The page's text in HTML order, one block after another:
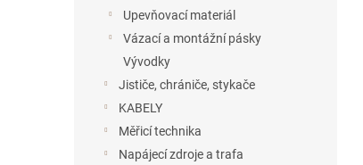
Upevňovací materiál
Vázací a montážní pásky
Vývodky
Jističe, chrániče, stykače
KABELY
Měřicí technika
Napájecí zdroje a trafa